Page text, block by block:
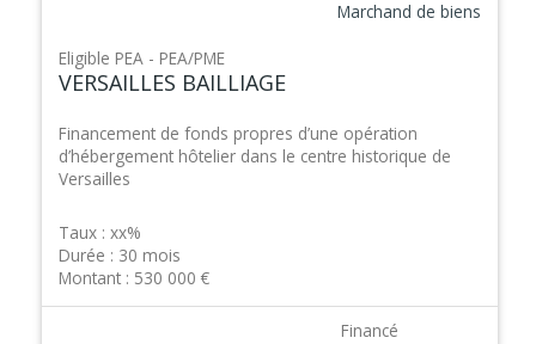
Marchand de biens
PEA - PEA/PME
VERSAILLES BAILLIAGE
Financement de fonds propres d’une opération
d’hébergement hôtelier dans le centre historique de
Versailles
Taux : xx%
Durée : 30 mois
Montant : 530 000 €
Financé